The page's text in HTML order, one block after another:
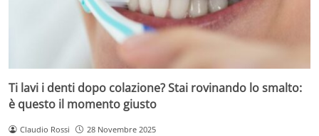
Ti lavi i denti dopo colazione? Stai rovinando lo smalto:
è questo il momento giusto
Claudio Rossi 28 Novembre 2025